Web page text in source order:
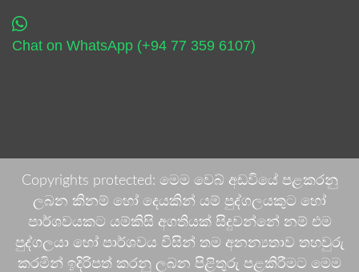
Chat on WhatsApp (+94 77 359 6107)
Copyrights protected: මෙම වෙබ් අඩවියේ පළකරනු
ලබන කිනම් හෝ දෙයකින් යම් පුද්ගලයකුට හෝ
පාර්ශවයකට යම්කිසි අගතියක් සිදුවන්නේ නම් එම
පුද්ගලයා හෝ පාර්ශවය විසින් තම අනන්‍යතාව තහවුරු
කරමින් ඉදිරිපත් කරනු ලබන පිළිතුරු පළකිරීමට මෙම